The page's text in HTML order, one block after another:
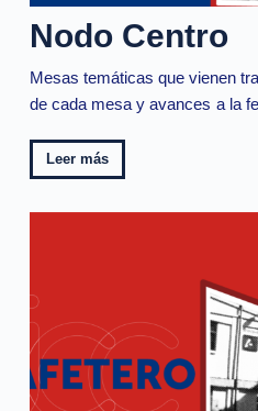
Nodo Centro
Mesas temáticas que vienen
de cada mesa y avances a la
Leer más